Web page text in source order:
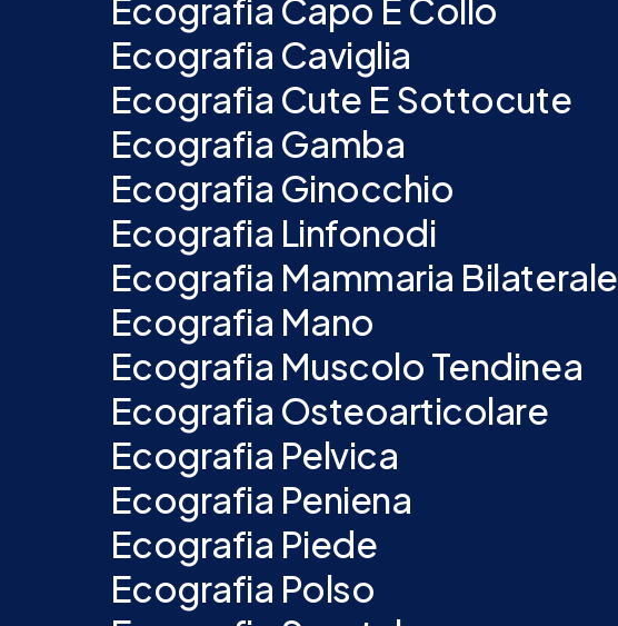
Ecografia Capo E Collo
Ecografia Caviglia
Ecografia Cute E Sottocute
Ecografia Gamba
Ecografia Ginocchio
Ecografia Linfonodi
Ecografia Mammaria Bilaterale
Ecografia Mano
Ecografia Muscolo Tendinea
Ecografia Osteoarticolare
Ecografia Pelvica
Ecografia Peniena
Ecografia Piede
Ecografia Polso